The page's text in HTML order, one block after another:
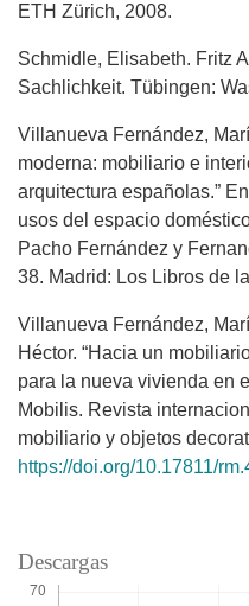
ETH Zürich, 2008.
Schmidle, Elisabeth. Fritz
Sachlichkeit. Tübingen:
Villanueva Fernández,
moderna: mobiliario e
arquitectura españolas.”
usos del espacio
Pacho Fernández y
38. Madrid: Los Libros de
Villanueva Fernández,
Héctor. “Hacia un
para la nueva vivienda en
Mobilis. Revista
mobiliario y objetos
https://doi.org/10.17811/
Descargas